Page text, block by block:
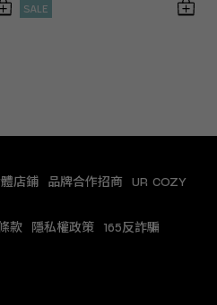
SALE
店鋪 品牌合作招商 UR COZY
款 隱私權政策 165反詐騙